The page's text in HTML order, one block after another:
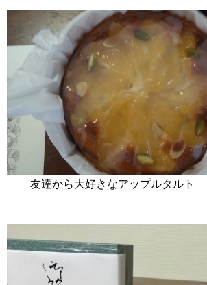
友達から大好きなアップルタルト